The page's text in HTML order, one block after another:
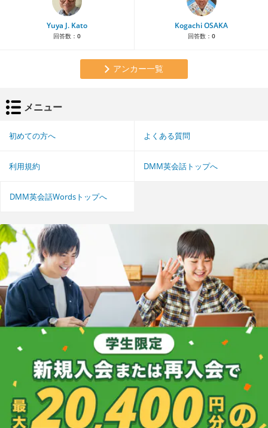
Yuya J. Kato
回答数： 0
Kogachi OSAKA
回答数： 0
アンカー一覧
メニュー
初めての方へ よくある質問
利用規約 DMM英会話トップへ
DMM英会話Wordsトップへ